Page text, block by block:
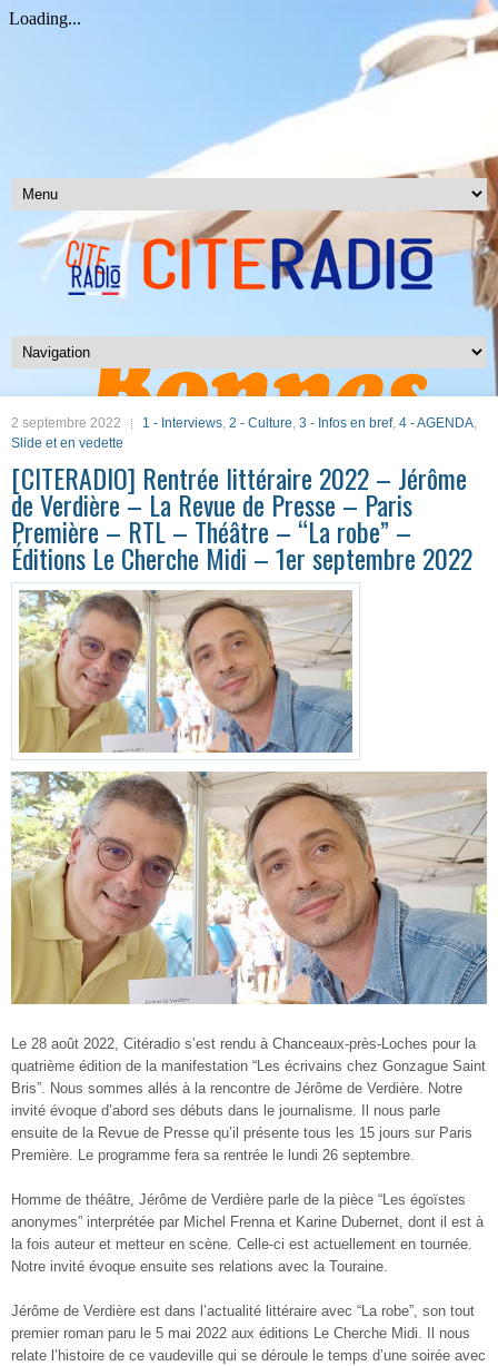
2 septembre 2022 1 - Interviews, 2 - Culture, 3 - Infos en bref, 4 - AGENDA,
Slide et en vedette
[CITERADIO] Rentrée littéraire 2022 – Jérôme
de Verdière – La Revue de Presse – Paris
Première – RTL – Théâtre – “La robe” –
Éditions Le Cherche Midi – 1er septembre 2022
Le 28 août 2022, Citéradio s’est rendu à Chanceaux-près-Loches pour la
quatrième édition de la manifestation “Les écrivains chez Gonzague Saint
Bris”. Nous sommes allés à la rencontre de Jérôme de Verdière. Notre
invité évoque d’abord ses débuts dans le journalisme. Il nous parle
ensuite de la Revue de Presse qu’il présente tous les 15 jours sur Paris
Première. Le programme fera sa rentrée le lundi 26 septembre.
Homme de théâtre, Jérôme de Verdière parle de la pièce “Les égoïstes
anonymes” interprétée par Michel Frenna et Karine Dubernet, dont il est à
la fois auteur et metteur en scène. Celle-ci est actuellement en tournée.
Notre invité évoque ensuite ses relations avec la Touraine.
Jérôme de Verdière est dans l’actualité littéraire avec “La robe”, son tout
premier roman paru le 5 mai 2022 aux éditions Le Cherche Midi. Il nous
relate l’histoire de ce vaudeville qui se déroule le temps d’une soirée avec